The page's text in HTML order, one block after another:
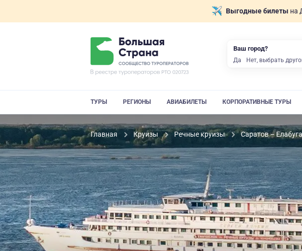
Выгодные билеты на
ТУРЫ РЕГИОНЫ АВИАБИЛЕТЫ КОРПОРАТИВНЫЕ ТУРЫ
Главная Круизы Речные круизы Саратов –
Ваш город?
Да Нет, выбрать